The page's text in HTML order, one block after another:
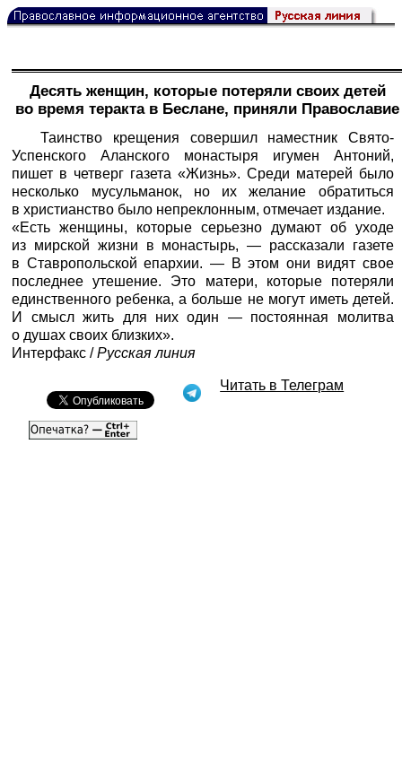
Десять женщин, которые потеряли своих детей
во время теракта в Беслане, приняли Православие
Таинство крещения совершил наместник Свято-
Успенского Аланского монастыря игумен Антоний,
пишет в четверг газета «Жизнь». Среди матерей было
несколько мусульманок, но их желание обратиться
в христианство было непреклонным, отмечает издание.
«Есть женщины, которые серьезно думают об уходе
из мирской жизни в монастырь, — рассказали газете
в Ставропольской епархии. — В этом они видят свое
последнее утешение. Это матери, которые потеряли
единственного ребенка, а больше не могут иметь детей.
И смысл жить для них один — постоянная молитва
о душах своих близких».
Интерфакс /Русская линия
Читать в Телеграм